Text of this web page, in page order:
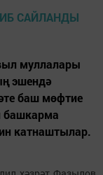
муллалары
эшендә
баш мөфтие
башкарма
катнаштылар.